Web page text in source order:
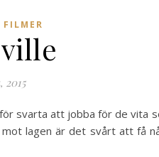
FILMER
2015
svarta att jobba för de vita
lagen är det svårt att få